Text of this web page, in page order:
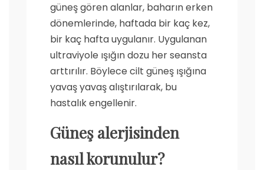
güneş gören alanlar, baharın erken
dönemlerinde, haftada bir kaç kez,
bir kaç hafta uygulanır. Uygulanan
ultraviyole ışığın dozu her seansta
arttırılır. Böylece cilt güneş ışığına
yavaş yavaş alıştırılarak, bu
hastalık engellenir.
Güneş alerjisinden
nasıl korunulur?